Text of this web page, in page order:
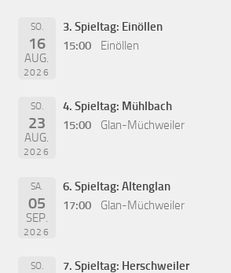
SO.
16
AUG.
2026
3. Spieltag: Einöllen
15:00
Einöllen
SO.
23
AUG.
2026
4. Spieltag: Mühlbach
15:00
Glan-Müchweiler
SA.
05
SEP.
2026
6. Spieltag: Altenglan
17:00
Glan-Müchweiler
SO. 7. Spieltag: Herschweiler